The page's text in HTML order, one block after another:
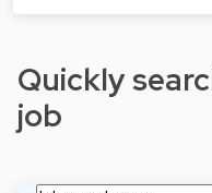
Quickly
job